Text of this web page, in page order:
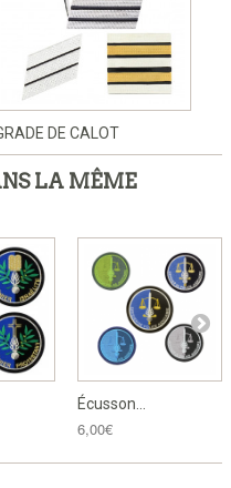
DE CALOT
LA MÊME
Écusson...
6,00€